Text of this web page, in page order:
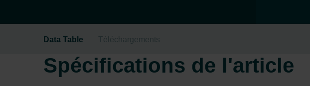
Data Table Téléchargements
Spécifications de l'article